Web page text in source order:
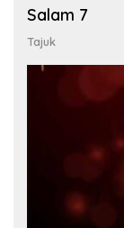
Salam 7
Tajuk